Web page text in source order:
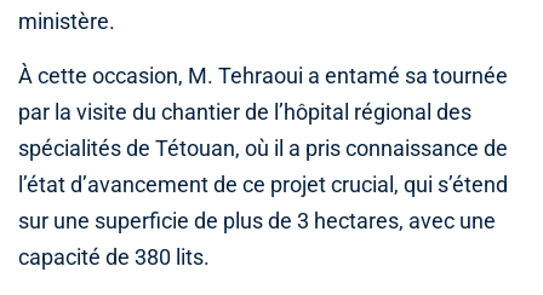
ministère.
À cette occasion, M. Tehraoui a entamé sa tournée
par la visite du chantier de l’hôpital régional des
spécialités de Tétouan, où il a pris connaissance de
l’état d’avancement de ce projet crucial, qui s’étend
sur une superficie de plus de 3 hectares, avec une
capacité de 380 lits.